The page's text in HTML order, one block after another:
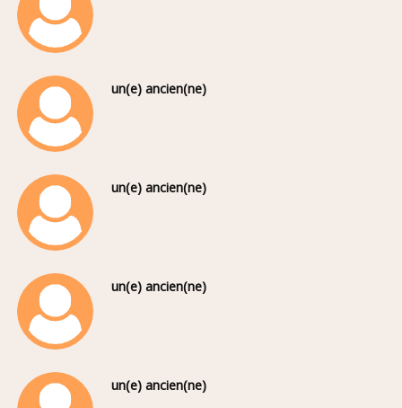
un(e) ancien(ne)
un(e) ancien(ne)
un(e) ancien(ne)
un(e) ancien(ne)